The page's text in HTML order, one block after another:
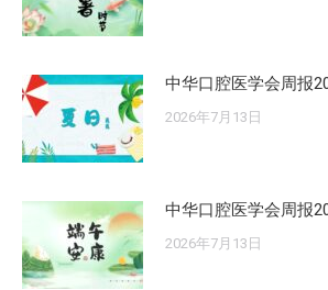
中华口腔医学会周报
2026年7月13日
中华口腔医学会周报
2026年7月13日